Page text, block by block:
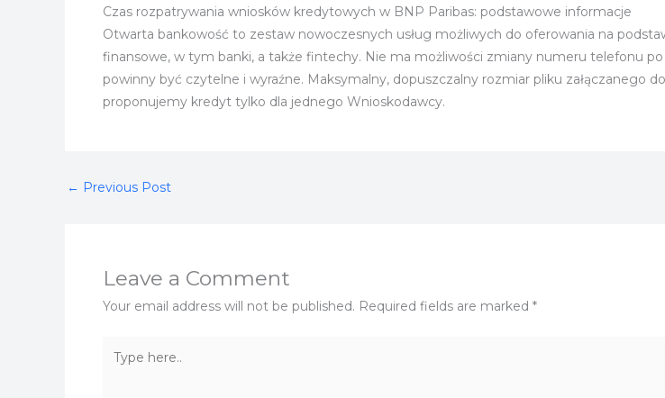
Czas rozpatrywania wniosków kredytowych w BNP Paribas: podstawowe informacje
Otwarta bankowość to zestaw nowoczesnych usług możliwych do oferowania na
finansowe, w tym banki, a także fintechy. Nie ma możliwości zmiany numeru telefonu
powinny być czytelne i wyraźne. Maksymalny, dopuszczalny rozmiar pliku załączanego
proponujemy kredyt tylko dla jednego Wnioskodawcy.
← Previous Post
Leave a Comment
Your email address will not be published. Required fields are marked *
here..